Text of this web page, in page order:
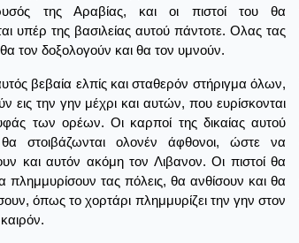
της Αραβίας, και οι πιστοί του θα
υπέρ της βασιλείας αυτού πάντοτε. Ολας τας
τον δοξολογούν και θα τον υμνούν.
βεβαία ελπίς και σταθερόν στήριγμα όλων,
εις την γην μέχρι και αυτών, που ευρίσκονται
των ορέων. Οι καρποί της δικαίας αυτού
θα στοιβάζωνται ολονέν άφθονοι, ώστε να
και αυτόν ακόμη τον Λιβανον. Οι πιστοί θα
πλημμυρίσουν τας πόλεις, θα ανθίσουν και θα
όπως το χορτάρι πλημμυρίζει την γην στον